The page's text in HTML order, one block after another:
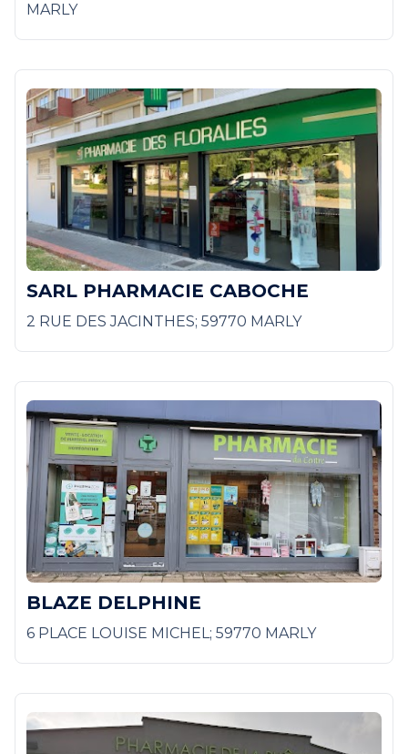
MARLY
SARL PHARMACIE CABOCHE
2 RUE DES JACINTHES; 59770 MARLY
BLAZE DELPHINE
6 PLACE LOUISE MICHEL; 59770 MARLY